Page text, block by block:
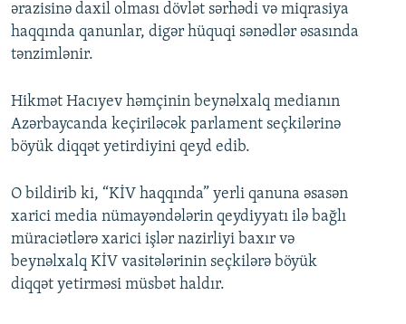
ərazisinə daxil olması dövlət sərhədi və miqrasiya
haqqında qanunlar, digər hüquqi sənədlər əsasında
tənzimlənir.
Hikmət Hacıyev həmçinin beynəlxalq medianın
Azərbaycanda keçiriləcək parlament seçkilərinə
böyük diqqət yetirdiyini qeyd edib.
O bildirib ki, “KİV haqqında” yerli qanuna əsasən
xarici media nümayəndələrin qeydiyyatı ilə bağlı
müraciətlərə xarici işlər nazirliyi baxır və
beynəlxalq KİV vasitələrinin seçkilərə böyük
diqqət yetirməsi müsbət haldır.